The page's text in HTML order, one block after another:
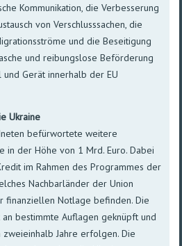
Kommunikation, die Verbesserung
von Verschlusssachen, die
und die Beseitigung
und reibungslose Beförderung
Gerät innerhalb der EU
Ukraine
befürwortete weitere
in der Höhe von 1 Mrd. Euro. Dabei
im Rahmen des Programmes der
Nachbarländer der Union
finanziellen Notlage befinden. Die
bestimmte Auflagen geknüpft und
Jahre erfolgen. Die